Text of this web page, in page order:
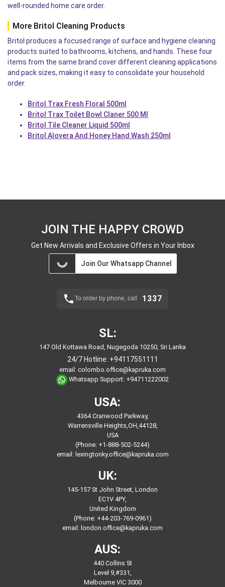
well-rounded home care order.
More Britol Cleaning Products
Britol produces a focused range of surface and hygiene cleaning
products suited to bathrooms, kitchens, and hands. These four
items from the same brand cover different cleaning applications
and pack sizes, making it easy to consolidate your household
order.
Britol Trax Fresh Floral 500ml
Britol Trax Toilet Bowl Claner 500 Ml
Britol Tile Cleaner Liquid 500ml
Britol Alovera And Honey Hand Wash 250ml
JOIN THE HAPPY CROWD
Get New Arrivals and Exclusive Offers in Your Inbox
Join Our Whatsapp Channel
To order by phone, call 1337
SL:
147 Old Kottawa Road, Nugegoda 10250, Sri Lanka
24/7 Hotline: +94117551111
email: colombo.office@kapruka.com
Whatsapp Support: +94711222002
USA:
4364 Cranwood Parkway,
Warrensville Heights,OH,44128,
USA
(Phone: +1-888-502-5244)
email: lexingtonky.office@kapruka.com
UK:
145-157 St John Street, London
EC1V 4PY,
United Kingdom
(Phone: +44-203-769-0961)
email: london.office@kapruka.com
AUS:
440 Collins St
Level 9,#331,
Melbourne VIC 3000